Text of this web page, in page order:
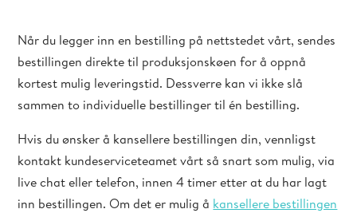
Når du legger inn en bestilling på nettstedet vårt, sendes
bestillingen direkte til produksjonskøen for å oppnå
kortest mulig leveringstid. Dessverre kan vi ikke slå
sammen to individuelle bestillinger til én bestilling.
Hvis du ønsker å kansellere bestillingen din, vennligst
kontakt kundeserviceteamet vårt så snart som mulig, via
live chat eller telefon, innen 4 timer etter at du har lagt
inn bestillingen. Om det er mulig å kansellere bestillingen